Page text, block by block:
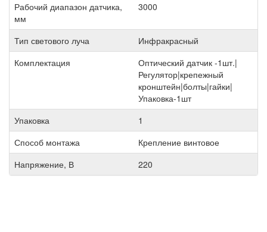
Рабочий диапазон датчика,
мм
3000
Тип светового луча
Инфракрасный
Комплектация
Оптический датчик -1шт.|
Регулятор|крепежный
кронштейн|болты|гайки|
Упаковка-1шт
Упаковка
1
Способ монтажа
Крепление винтовое
Напряжение, В
220